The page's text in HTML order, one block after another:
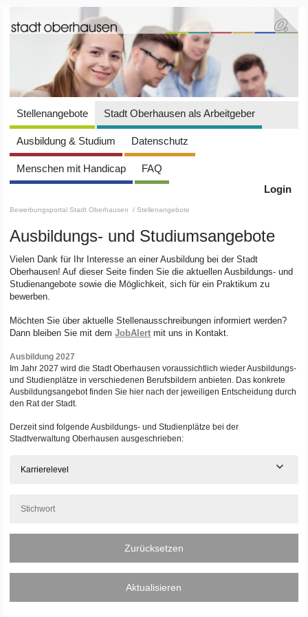
Stellenangebote Stadt Oberhausen als Arbeitgeber
Ausbildung & Studium Datenschutz
Menschen mit Handicap
FAQ
Login
Bewerbungsportal Stadt Oberhausen / Stellenangebote
Ausbildungs- und Studiumsangebote
Vielen Dank für Ihr Interesse an einer Ausbildung bei der Stadt
Oberhausen! Auf dieser Seite finden Sie die aktuellen Ausbildungs- und
Studienangebote sowie die Möglichkeit, sich für ein Praktikum zu
bewerben.
Möchten Sie über aktuelle Stellenausschreibungen informiert werden?
Dann bleiben Sie mit demJobAlert mit uns in Kontakt.
Ausbildung 2027
Im Jahr 2027 wird die Stadt Oberhausen voraussichtlich wieder Ausbildungs-
und Studienplätze in verschiedenen Berufsbildern anbieten. Das konkrete
Ausbildungsangebot finden Sie hier nach der jeweiligen Entscheidung durch
den Rat der Stadt.
Derzeit sind folgende Ausbildungs- und Studienplätze bei der
Stadtverwaltung Oberhausen ausgeschrieben:
Karrierelevel
Zurücksetzen
Aktualisieren